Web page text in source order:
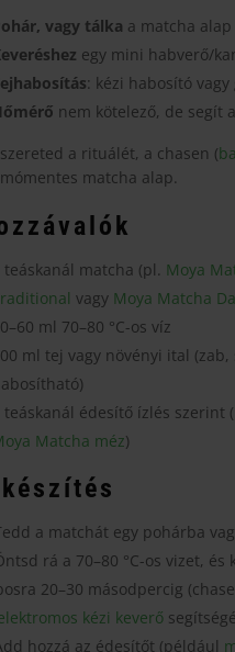
vagy tálka a matcha
egy mini habverő/
: kézi habosító vagy
nem kötelező, de segít
a rituálét, a chasen (
matcha alap.
teáskanál matcha (pl. Moya
vagy Moya Matcha
ml 70–80 °C-os víz
ml tej vagy növényi ital (zab,
teáskanál édesítő ízlés szerint
Matcha méz)
a matchát egy pohárba
rá a 70–80 °C-os vizet, és
20–30 másodpercig
kézi keverő
hozzá az édesítőt (például